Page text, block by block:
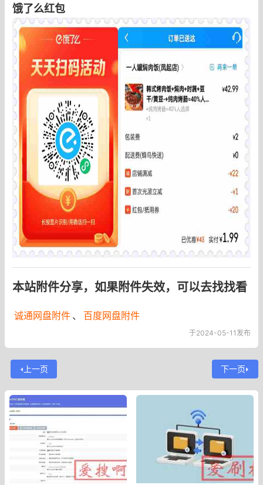
饿了么红包
本站附件分享，如果附件失效，可以去找找看
诚通网盘附件 、 百度网盘附件
于2024-05-11发布
上一页 下一页